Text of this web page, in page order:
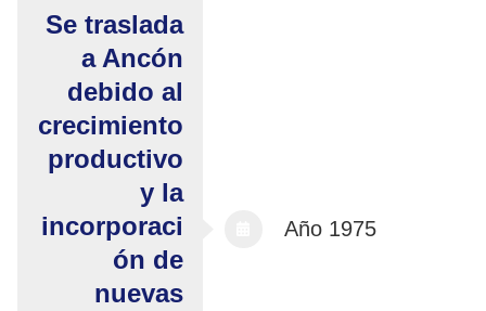
Se traslada
a Ancón
debido al
crecimiento
productivo
y la
incorporaci
ón de
nuevas
Año 1975